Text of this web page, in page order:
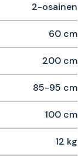
2-osainen
60 cm
200 cm
85-95 cm
100 cm
12 kg